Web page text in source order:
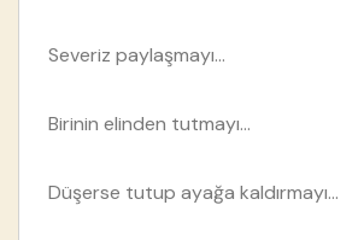
Severiz paylaşmayı...
Birinin elinden tutmayı...
Düşerse tutup ayağa kaldırmayı...